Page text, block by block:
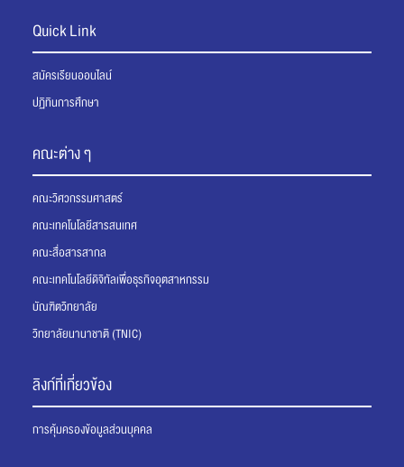
Quick Link
สมัครเรียนออนไลน์
ปฏิทินการศึกษา
คณะต่าง ๆ
คณะวิศวกรรมศาสตร์
คณะเทคโนโลยีสารสนเทศ
คณะสื่อสารสากล
คณะเทคโนโลยีดิจิทัลเพื่อธุรกิจอุตสาหกรรม
บัณฑิตวิทยาลัย
วิทยาลัยนานาชาติ (TNIC)
ลิงก์ที่เกี่ยวข้อง
การคุ้มครองข้อมูลส่วนบุคคล